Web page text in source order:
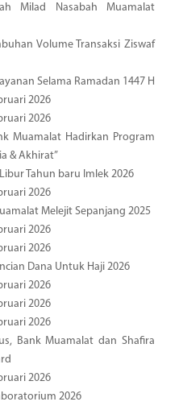
Milad Nasabah Muamalat
Volume Transaksi Ziswaf
Selama Ramadan 1447 H
2026
2026
Muamalat Hadirkan Program
& Akhirat”
Tahun baru Imlek 2026
2026
Melejit Sepanjang 2025
2026
2026
Dana Untuk Haji 2026
2026
2026
2026
Bank Muamalat dan Shafira
2026
2026